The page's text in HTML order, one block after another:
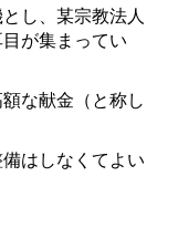
し、某宗教法人
が集まってい
な献金（と称し
はしなくてよい